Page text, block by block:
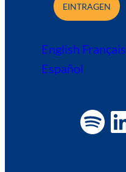
EINTRAGEN
English Français
Español
Spotify LinkedIn